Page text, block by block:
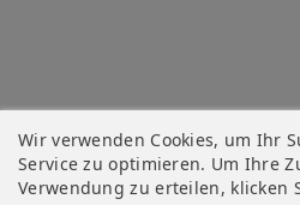
Wir verwenden Cookies, um Ihr
Service zu optimieren. Um Ihre
Verwendung zu erteilen, klicken